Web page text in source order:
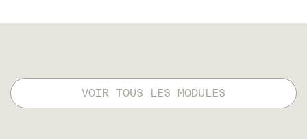
VOIR TOUS LES MODULES